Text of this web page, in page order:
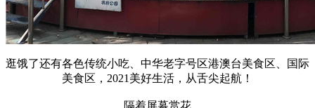
逛饿了还有各色传统小吃、中华老字号区港澳台美食区、国际
美食区，2021美好生活，从舌尖起航！
隔着屏幕赏花